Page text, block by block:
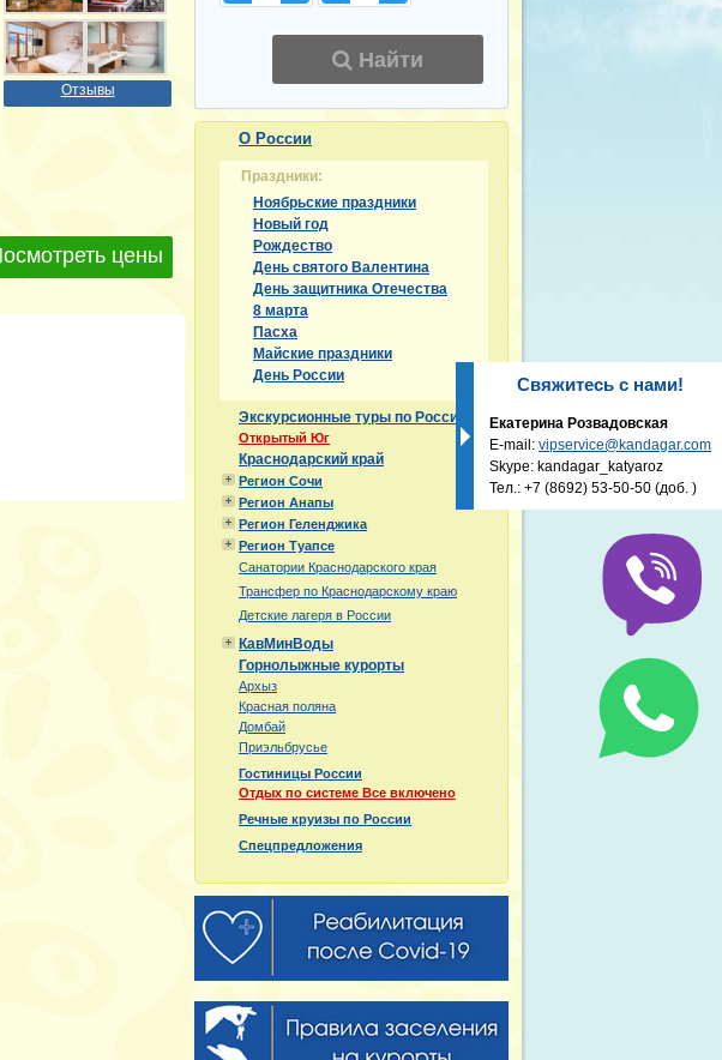
Отзывы
цены
Свяжитесь с нами!
Екатерина Розвадовская
E-mail: vipservice@kandagar.com
Skype: kandagar_katyaroz
Тел.: +7 (8692) 53-50-50 (доб. )
Найти
О России
Праздники:
Ноябрьские праздники
Новый год
Рождество
День святого Валентина
День защитника Отечества
8 марта
Пасха
Майские праздники
День России
Экскурсионные туры по России
Открытый Юг
Краснодарский край
Регион Сочи
Регион Анапы
Регион Геленджика
Регион Туапсе
Санатории Краснодарского края
Трансфер по Краснодарскому краю
Детские лагеря в России
КавМинВоды
Горнолыжные курорты
Архыз
Красная поляна
Домбай
Приэльбрусье
Гостиницы России
Отдых по системе Все включено
Речные круизы по России
Спецпредложения